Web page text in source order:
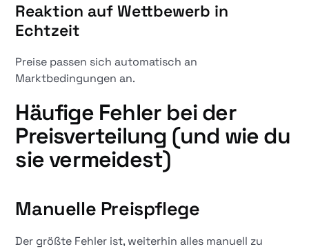
Reaktion auf Wettbewerb in
Echtzeit
Preise passen sich automatisch an
Marktbedingungen an.
Häufige Fehler bei der
Preisverteilung (und wie du
sie vermeidest)
Manuelle Preispflege
Der größte Fehler ist, weiterhin alles manuell zu